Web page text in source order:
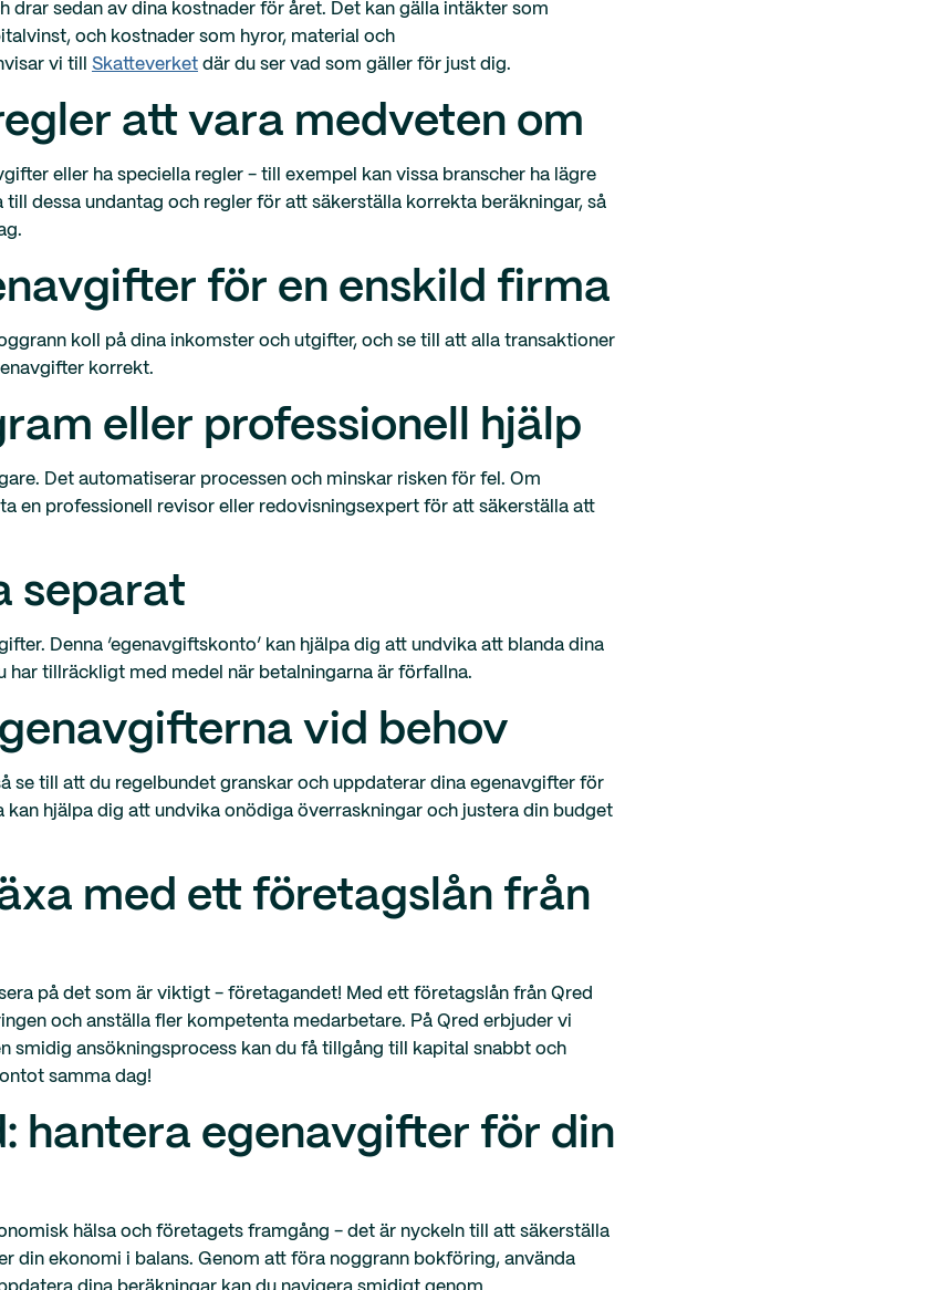
sedan av dina kostnader för året. Det kan gälla intäkter som
och kostnader som hyror, material och
vi till Skatteverket där du ser vad som gäller för just dig.
att vara medveten om
eller ha speciella regler - till exempel kan vissa branscher ha lägre
dessa undantag och regler för att säkerställa korrekta beräkningar, så
för en enskild firma
koll på dina inkomster och utgifter, och se till att alla transaktioner
korrekt.
eller professionell hjälp
Det automatiserar processen och minskar risken för fel. Om
en professionell revisor eller redovisningsexpert för att säkerställa att
separat
Denna ‘egenavgiftskonto’ kan hjälpa dig att undvika att blanda dina
tillräckligt med medel när betalningarna är förfallna.
vid behov
se till att du regelbundet granskar och uppdaterar dina egenavgifter för
hjälpa dig att undvika onödiga överraskningar och justera din budget
med ett företagslån från
på det som är viktigt - företagandet! Med ett företagslån från Qred
och anställa fler kompetenta medarbetare. På Qred erbjuder vi
smidig ansökningsprocess kan du få tillgång till kapital snabbt och
samma dag!
hantera egenavgifter för din
hälsa och företagets framgång - det är nyckeln till att säkerställa
din ekonomi i balans. Genom att föra noggrann bokföring, använda